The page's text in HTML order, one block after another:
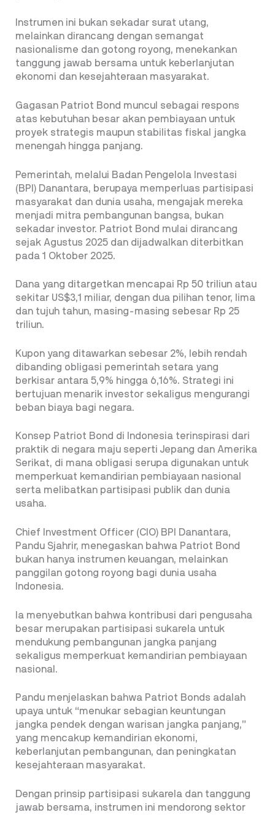
Instrumen ini bukan sekadar surat utang,
melainkan dirancang dengan semangat
nasionalisme dan gotong royong, menekankan
tanggung jawab bersama untuk keberlanjutan
ekonomi dan kesejahteraan masyarakat.
Gagasan Patriot Bond muncul sebagai respons
atas kebutuhan besar akan pembiayaan untuk
proyek strategis maupun stabilitas fiskal jangka
menengah hingga panjang.
Pemerintah, melalui Badan Pengelola Investasi
(BPI) Danantara, berupaya memperluas partisipasi
masyarakat dan dunia usaha, mengajak mereka
menjadi mitra pembangunan bangsa, bukan
sekadar investor. Patriot Bond mulai dirancang
sejak Agustus 2025 dan dijadwalkan diterbitkan
pada 1 Oktober 2025.
Dana yang ditargetkan mencapai Rp 50 triliun atau
sekitar US$3,1 miliar, dengan dua pilihan tenor, lima
dan tujuh tahun, masing-masing sebesar Rp 25
triliun.
Kupon yang ditawarkan sebesar 2%, lebih rendah
dibanding obligasi pemerintah setara yang
berkisar antara 5,9% hingga 6,16%. Strategi ini
bertujuan menarik investor sekaligus mengurangi
beban biaya bagi negara.
Konsep Patriot Bond di Indonesia terinspirasi dari
praktik di negara maju seperti Jepang dan Amerika
Serikat, di mana obligasi serupa digunakan untuk
memperkuat kemandirian pembiayaan nasional
serta melibatkan partisipasi publik dan dunia
usaha.
Chief Investment Officer (CIO) BPI Danantara,
Pandu Sjahrir, menegaskan bahwa Patriot Bond
bukan hanya instrumen keuangan, melainkan
panggilan gotong royong bagi dunia usaha
Indonesia.
Ia menyebutkan bahwa kontribusi dari pengusaha
besar merupakan partisipasi sukarela untuk
mendukung pembangunan jangka panjang
sekaligus memperkuat kemandirian pembiayaan
nasional.
Pandu menjelaskan bahwa Patriot Bonds adalah
upaya untuk “menukar sebagian keuntungan
jangka pendek dengan warisan jangka panjang,”
yang mencakup kemandirian ekonomi,
keberlanjutan pembangunan, dan peningkatan
kesejahteraan masyarakat.
Dengan prinsip partisipasi sukarela dan tanggung
jawab bersama, instrumen ini mendorong sektor